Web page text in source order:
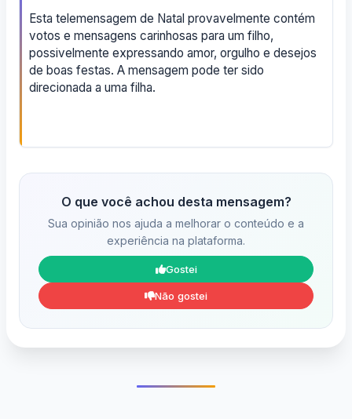
Esta telemensagem de Natal provavelmente contém
votos e mensagens carinhosas para um filho,
possivelmente expressando amor, orgulho e desejos
de boas festas. A mensagem pode ter sido
direcionada a uma filha.
O que você achou desta mensagem?
Sua opinião nos ajuda a melhorar o conteúdo e a
experiência na plataforma.
Gostei
Não gostei